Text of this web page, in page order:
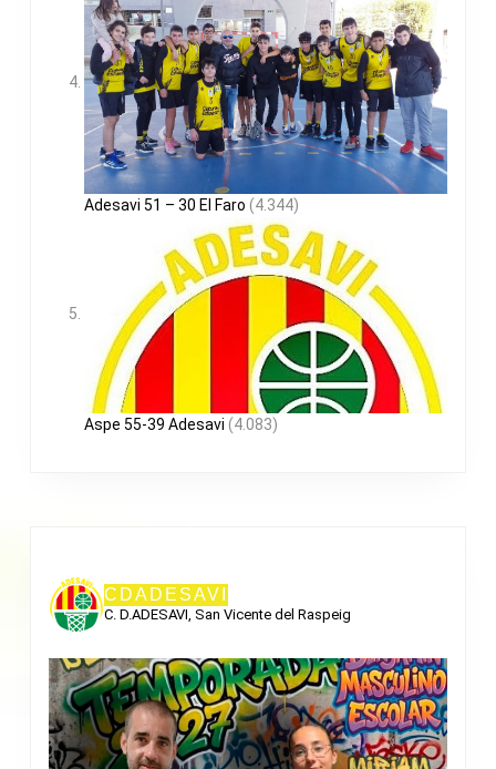
Adesavi 51 – 30 El Faro (4.344)
Aspe 55-39 Adesavi (4.083)
CDADESAVI
C. D.ADESAVI, San Vicente del Raspeig